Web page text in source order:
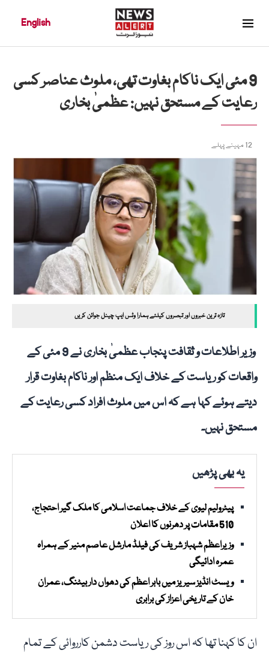
English
9 مئی ایک ناکام بغاوت تھی، ملوث عناصر کسی
رعایت کے مستحق نہیں: عظمیٰ بخاری
12 مہینے پہلے
تازہ ترین خبروں اور تبصروں کیلئے ہمارا وٹس ایپ چینل جوائن کریں
وزیر اطلاعات و ثقافت پنجاب عظمیٰ بخاری نے 9 مئی کے
واقعات کو ریاست کے خلاف ایک منظم اور ناکام بغاوت قرار
دیتے ہوئے کہا ہے کہ اس میں ملوث افراد کسی رعایت کے
مستحق نہیں۔
یہ بھی پڑھیں
پیٹرولیم لیوی کے خلاف جماعت اسلامی کا ملک گیر احتجاج،
510 مقامات پر دھرنوں کا اعلان
وزیراعظم شہباز شریف کی فیلڈ مارشل عاصم منیر کے ہمراہ
عمرہ ادائیگی
ویسٹ انڈیز سیریز میں بابر اعظم کی دھواں دار بیٹنگ، عمران
خان کے تاریخی اعزاز کی برابری
ان کا کہنا تھا کہ اس روز کی ریاست دشمن کارروائی کے تمام